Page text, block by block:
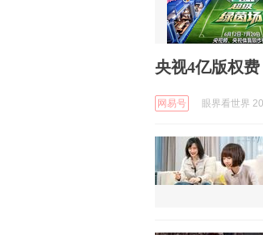
央视4亿版权
网易号 眼界看世界